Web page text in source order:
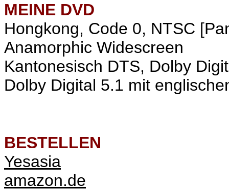
MEINE DVD
Hongkong, Code 0, NTSC
Anamorphic Widescreen
Kantonesisch DTS, Dolby
Dolby Digital 5.1 mit
BESTELLEN
Yesasia
amazon.de